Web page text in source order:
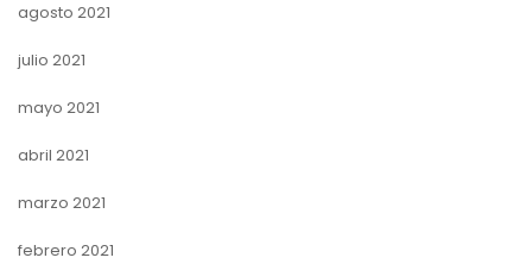
agosto 2021
julio 2021
mayo 2021
abril 2021
marzo 2021
febrero 2021